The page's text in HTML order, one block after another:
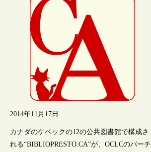
2014年11月17日
カナダのケベックの12の公共図書館で構成さ
れる“BIBLIOPRESTO.CA”が、OCLCのバーチ